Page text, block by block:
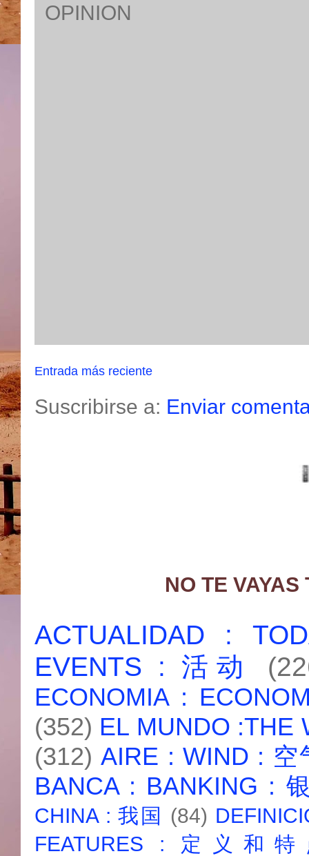
OPINION
Entrada más reciente
Suscribirse a: Enviar
NO TE
ACTUALIDAD :
EVENTS : 活动
ECONOMIA :
(352) EL MUNDO :THE
(312) AIRE : WIND : 空
BANCA : BANKING :
CHINA : 我国 (84)
FEATURES : 定义和